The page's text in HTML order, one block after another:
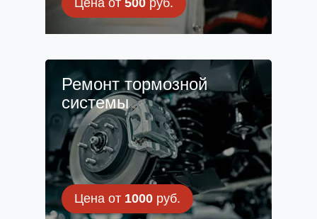
Цена от 500руб.
Ремонт тормозной
системы
Цена от 1000руб.